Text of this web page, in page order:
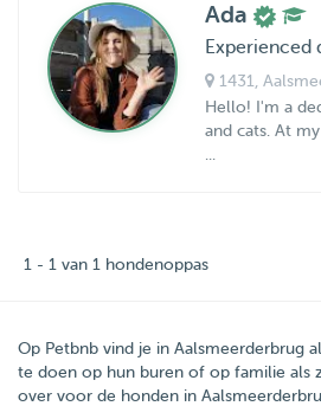
Ada
Experienced
1431
,
Hello! I'm a
and cats. At
1 - 1 van 1 hondenoppas
Op Petbnb vind je in Aalsmeerderbrug
te doen op hun buren of op familie als
over voor de honden in